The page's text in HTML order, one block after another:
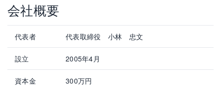
会社概要
代表者 代表取締役 小林 忠文
設立 2005年4月
資本金 300万円